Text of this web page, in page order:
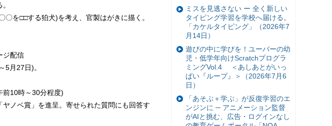
〇を□□する狛犬)を考え、官製はがきに描く。
ジ配信
5月27日)。
前10時～30分程度)
ノベ賞」を進呈。寄せられた質問にも回答す
ミスを見逃さない ー 全く新しい
タイピング学習を学校へ届ける。
「カケルタイピング」（2026年7
月14日）
遊びの中に学びを！ユーバーの幼
児・低学年向けScratchプログラ
ミングVol.4 ＜あしあとがいっ
ぱい『ループ』＞（2026年7月6
日）
「あそぶ＋学ぶ」が反復学習のエ
ンジンに ─ アニメーション監督
がAIと挑む、広告・ログインなし